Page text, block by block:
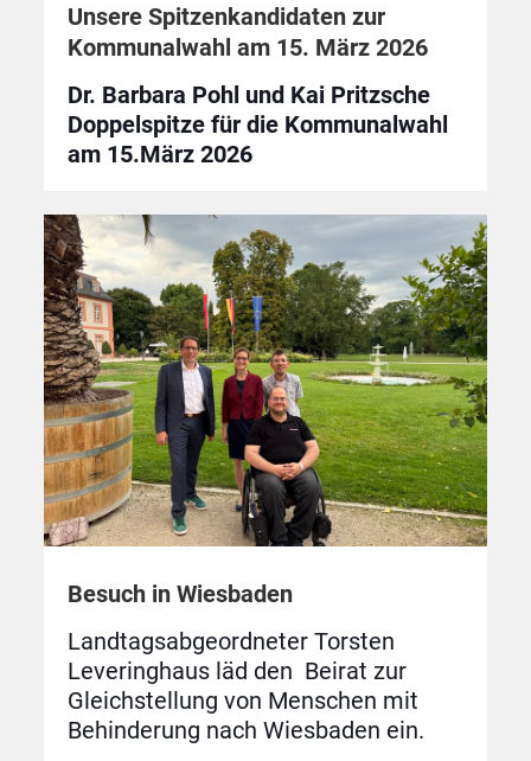
Unsere Spitzenkandidaten zur
Kommunalwahl am 15. März 2026
Dr. Barbara Pohl und Kai Pritzsche
Doppelspitze für die Kommunalwahl
am 15.März 2026
Besuch in Wiesbaden
Landtagsabgeordneter Torsten
Leveringhaus läd den Beirat zur
Gleichstellung von Menschen mit
Behinderung nach Wiesbaden ein.